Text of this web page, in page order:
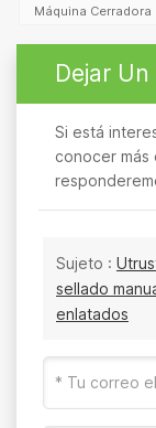
Máquina Cerradora
Dejar
Si está
conocer más
Sujeto :
sellado
enlatados